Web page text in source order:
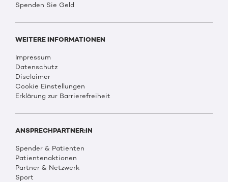
Spenden Sie Geld
WEITERE INFORMATIONEN
Impressum
Datenschutz
Disclaimer
Cookie Einstellungen
Erklärung zur Barrierefreiheit
ANSPRECHPARTNER:IN
Spender & Patienten
Patientenaktionen
Partner & Netzwerk
Sport